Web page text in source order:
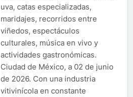
uva, catas especializadas,
maridajes, recorridos entre
viñedos, espectáculos
culturales, música en vivo y
actividades gastronómicas.
Ciudad de México, a 02 de junio
de 2026. Con una industria
vitivinícola en constante